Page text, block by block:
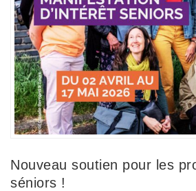
Nouveau soutien pour les
séniors !